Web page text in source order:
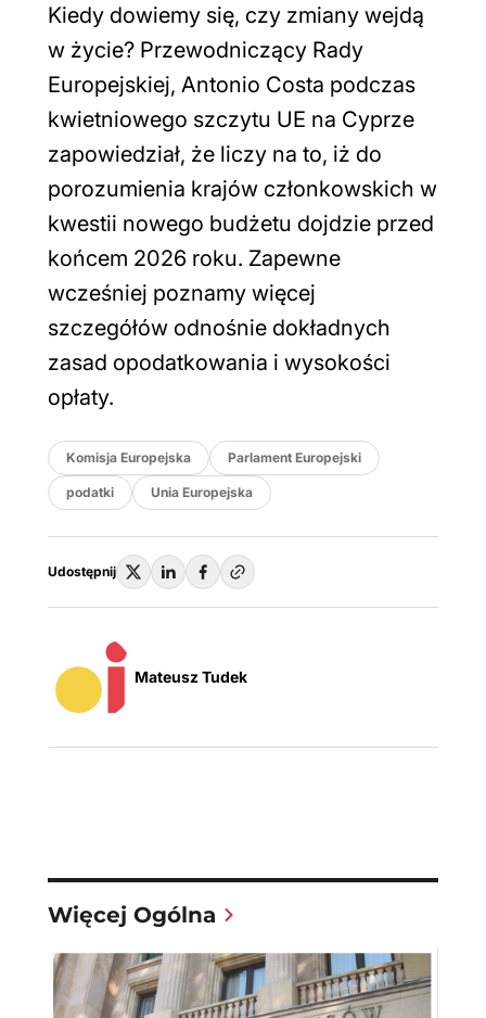
Kiedy dowiemy się, czy zmiany wejdą
w życie? Przewodniczący Rady
Europejskiej, Antonio Costa podczas
kwietniowego szczytu UE na Cyprze
zapowiedział, że liczy na to, iż do
porozumienia krajów członkowskich w
kwestii nowego budżetu dojdzie przed
końcem 2026 roku. Zapewne
wcześniej poznamy więcej
szczegółów odnośnie dokładnych
zasad opodatkowania i wysokości
opłaty.
Komisja Europejska Parlament Europejski
podatki Unia Europejska
Udostępnij
Mateusz Tudek
Więcej Ogólna